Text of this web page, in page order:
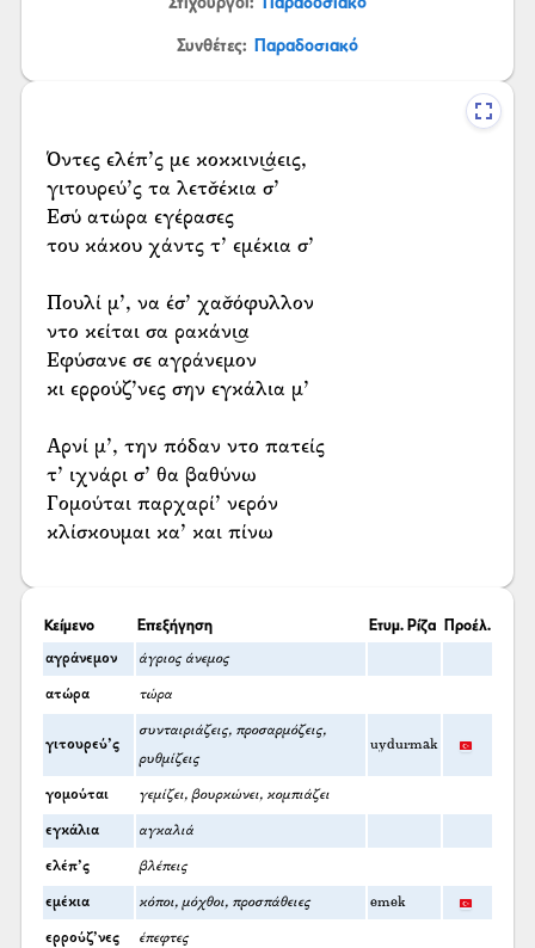
Συνθέτες: Παραδοσιακό
Όντες ελέπ’ς με κοκκινι͜άεις,
γιτουρεύ’ς τα λετσ̌έκια σ’
Εσύ ατώρα εγέρασες
του κάκου χάντς τ’ εμέκια σ’
Πουλί μ’, να έσ’ χασ̌όφυλλον
ντο κείται σα ρακάνι͜α
Εφύσανε σε αγράνεμον
κι ερρούζ’νες σην εγκάλια μ’
Αρνί μ’, την πόδαν ντο πατείς
τ’ ιχνάρι σ’ θα βαθύνω
Γομούται παρχαρί’ νερόν
κλίσκουμαι κα’ και πίνω
Κείμενο Επεξήγηση Ετυμ. Ρίζα Προέλ.
αγράνεμον άγριος άνεμος
ατώρα τώρα
γιτουρεύ’ς
συνταιριάζεις, προσαρμόζεις,
ρυθμίζεις
uydurmak
γομούται γεμίζει, βουρκώνει, κομπιάζει
εγκάλια αγκαλιά
ελέπ’ς βλέπεις
εμέκια κόποι, μόχθοι, προσπάθειες emek
ερρούζ’νες έπεφτες